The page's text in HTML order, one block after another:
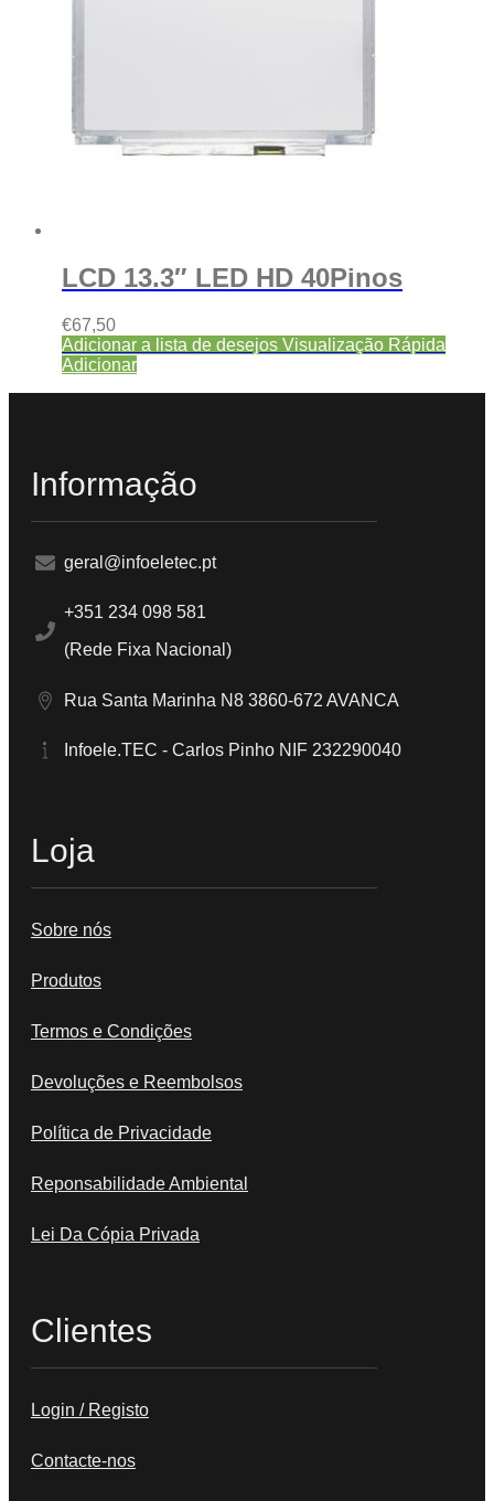
LCD 13.3″ LED HD 40Pinos
€67,50
Adicionar a lista de desejos Visualização Rápida
Adicionar
Informação
geral@infoeletec.pt
+351 234 098 581
(Rede Fixa Nacional)
Rua Santa Marinha N8 3860-672 AVANCA
Infoele.TEC - Carlos Pinho NIF 232290040
Loja
Sobre nós
Produtos
Termos e Condições
Devoluções e Reembolsos
Política de Privacidade
Reponsabilidade Ambiental
Lei Da Cópia Privada
Clientes
Login / Registo
Contacte-nos